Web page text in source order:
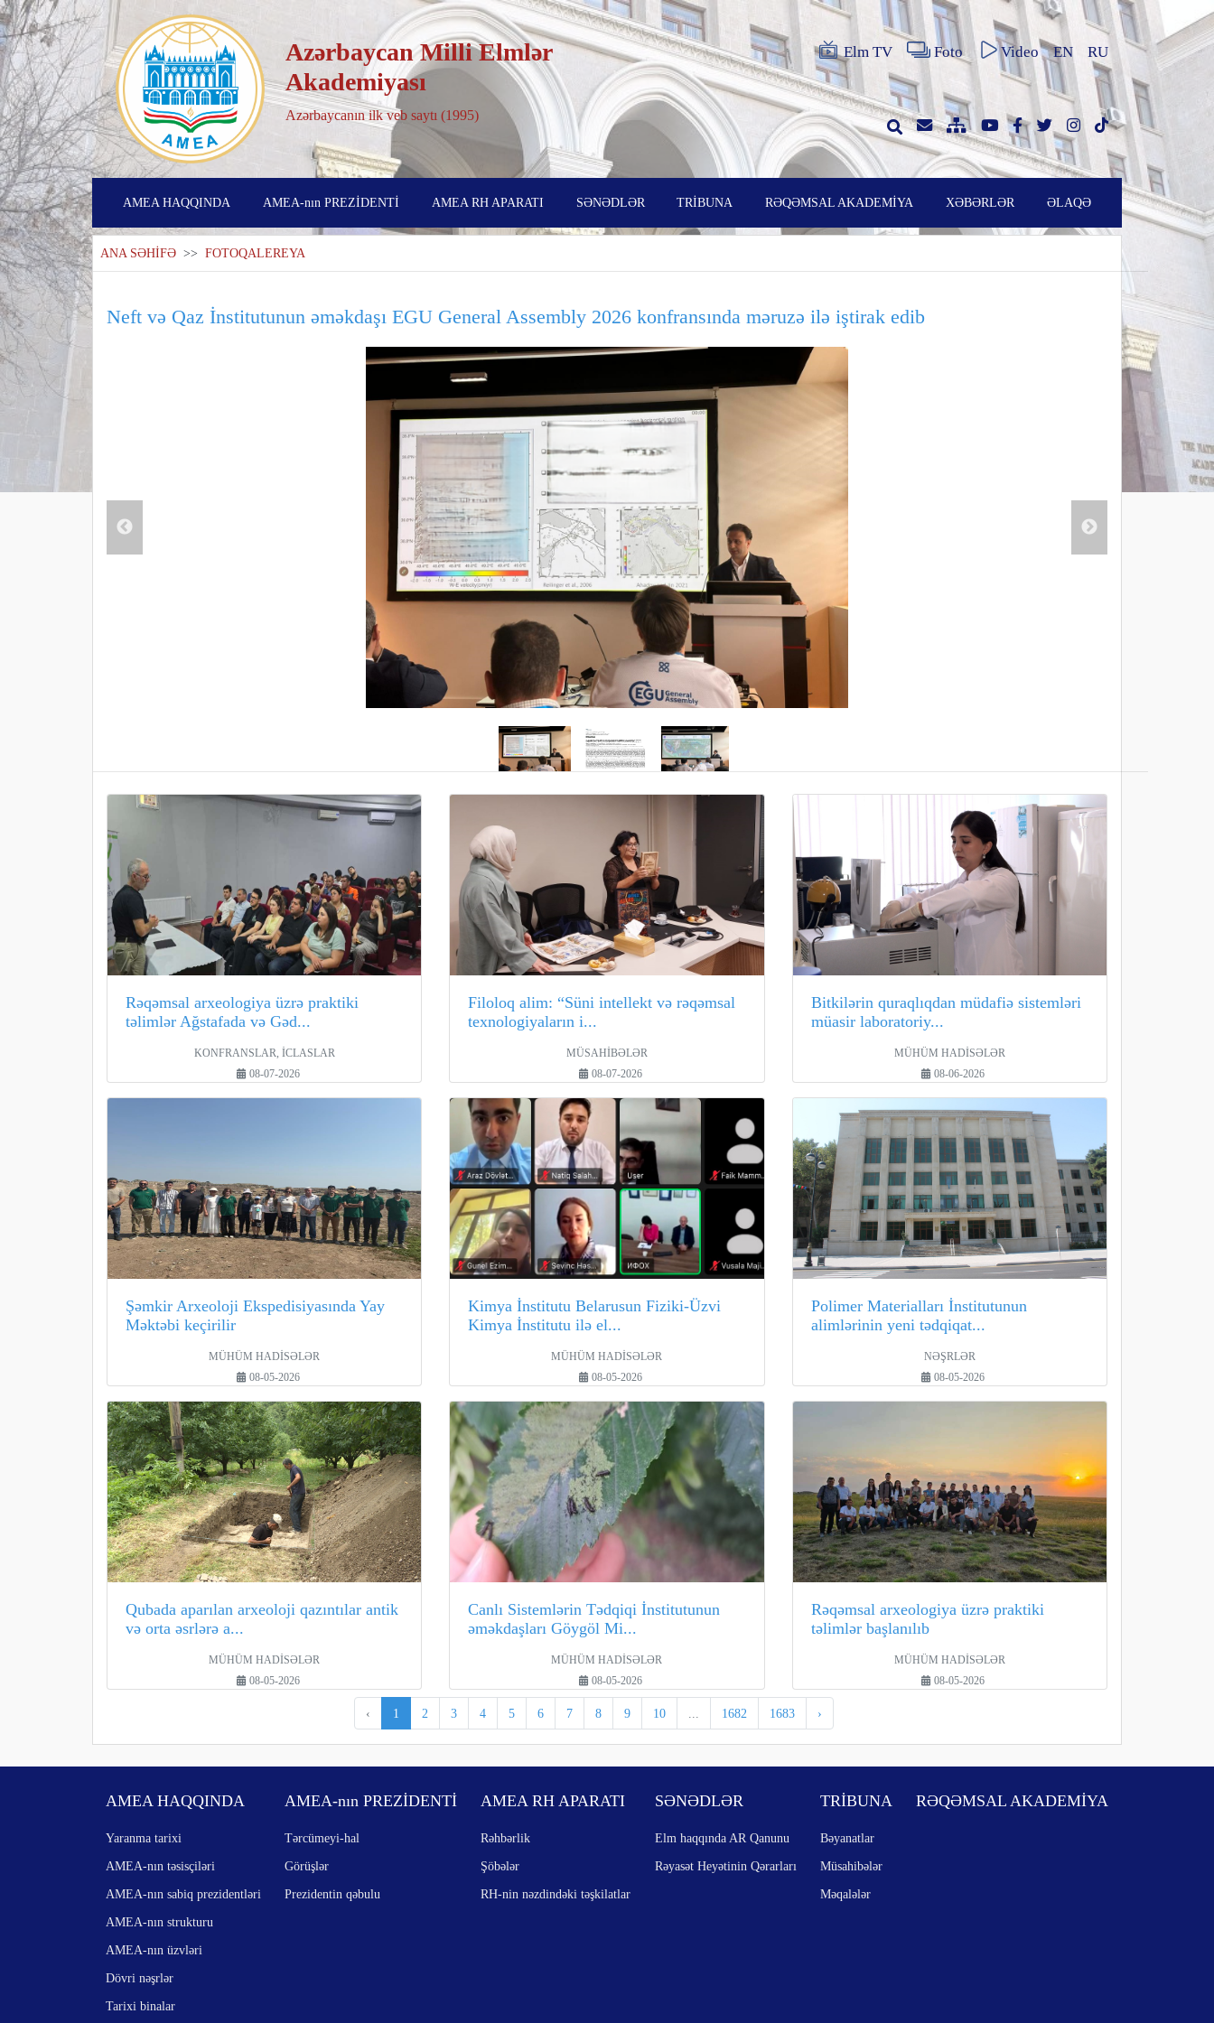
Azərbaycan Milli Elmlər
Akademiyası
Azərbaycanın ilk veb saytı (1995)
Elm TV Foto Video EN RU
AMEA HAQQINDA AMEA-nın PREZİDENTİ AMEA RH APARATI SƏNƏDLƏR TRİBUNA RƏQƏMSAL AKADEMİYA XƏBƏRLƏR ƏLAQƏ
ANA SƏHİFƏ >> FOTOQALEREYA
Neft və Qaz İnstitutunun əməkdaşı EGU General Assembly 2026 konfransında məruzə ilə iştirak edib
Rəqəmsal arxeologiya üzrə praktiki
təlimlər Ağstafada və Gəd...
KONFRANSLAR, İCLASLAR
08-07-2026
Filoloq alim: “Süni intellekt və rəqəmsal
texnologiyaların i...
MÜSAHİBƏLƏR
08-07-2026
Bitkilərin quraqlıqdan müdafiə sistemləri
müasir laboratoriy...
MÜHÜM HADİSƏLƏR
08-06-2026
Şəmkir Arxeoloji Ekspedisiyasında Yay
Məktəbi keçirilir
MÜHÜM HADİSƏLƏR
08-05-2026
Kimya İnstitutu Belarusun Fiziki-Üzvi
Kimya İnstitutu ilə el...
MÜHÜM HADİSƏLƏR
08-05-2026
Polimer Materialları İnstitutunun
alimlərinin yeni tədqiqat...
NƏŞRLƏR
08-05-2026
Qubada aparılan arxeoloji qazıntılar antik
və orta əsrlərə a...
MÜHÜM HADİSƏLƏR
08-05-2026
Canlı Sistemlərin Tədqiqi İnstitutunun
əməkdaşları Göygöl Mi...
MÜHÜM HADİSƏLƏR
08-05-2026
Rəqəmsal arxeologiya üzrə praktiki
təlimlər başlanılıb
MÜHÜM HADİSƏLƏR
08-05-2026
‹ 1 2 3 4 5 6 7 8 9 10 1682 1683 ›
AMEA HAQQINDA
Yaranma tarixi
AMEA-nın təsisçiləri
AMEA-nın sabiq prezidentləri
AMEA-nın strukturu
AMEA-nın üzvləri
Dövri nəşrlər
Tarixi binalar
AMEA-nın PREZİDENTİ
Tərcümeyi-hal
Görüşlər
Prezidentin qəbulu
AMEA RH APARATI
Rəhbərlik
Şöbələr
RH-nin nəzdindəki təşkilatlar
SƏNƏDLƏR
Elm haqqında AR Qanunu
Rəyasət Heyətinin Qərarları
TRİBUNA
Bəyanatlar
Müsahibələr
Məqalələr
RƏQƏMSAL AKADEMİYA